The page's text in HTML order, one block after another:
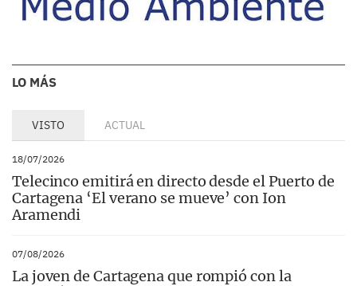
LO MÁS
VISTO ACTUAL
18/07/2026
Telecinco emitirá en directo desde el Puerto de
Cartagena ‘El verano se mueve’ con Ion
Aramendi
07/08/2026
La joven de Cartagena que rompió con la